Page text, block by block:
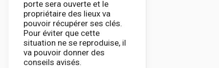
porte sera ouverte et le
propriétaire des lieux va
pouvoir récupérer ses clés.
Pour éviter que cette
situation ne se reproduise, il
va pouvoir donner des
conseils avisés.